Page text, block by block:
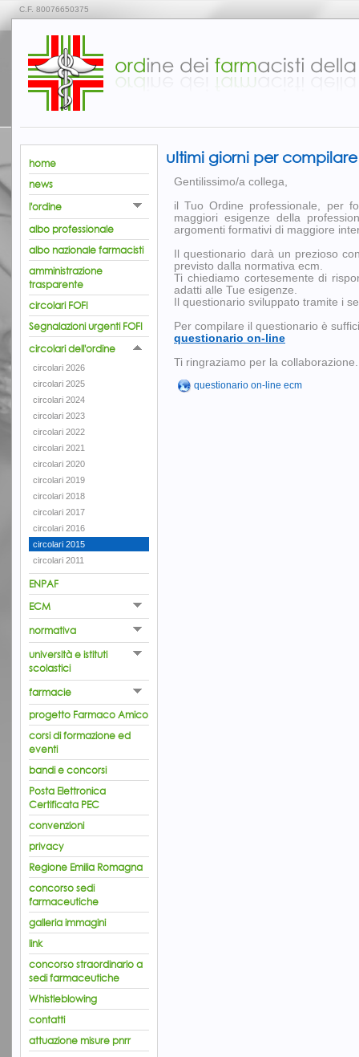
C.F. 80076650375
home
news
l'ordine
albo professionale
albo nazionale farmacisti
amministrazione
trasparente
circolari FOFI
Segnalazioni urgenti FOFI
circolari dell'ordine
circolari 2026
circolari 2025
circolari 2024
circolari 2023
circolari 2022
circolari 2021
circolari 2020
circolari 2019
circolari 2018
circolari 2017
circolari 2016
circolari 2015
circolari 2011
ENPAF
ECM
normativa
università e istituti
scolastici
farmacie
progetto Farmaco Amico
corsi di formazione ed
eventi
bandi e concorsi
Posta Elettronica
Certificata PEC
convenzioni
privacy
Regione Emilia Romagna
concorso sedi
farmaceutiche
galleria immagini
link
concorso straordinario a
sedi farmaceutiche
Whistleblowing
contatti
attuazione misure pnrr
ultimi giorni per compilare
Gentilissimo/a collega,
il Tuo Ordine professionale, per
maggiori esigenze della
argomenti formativi di maggiore
Il questionario darà un prezioso
previsto dalla normativa ecm.
Ti chiediamo cortesemente di
adatti alle Tue esigenze.
Il questionario sviluppato tramite i
Per compilare il questionario è
questionario on-line
Ti ringraziamo per la collaborazione.
questionario on-line ecm